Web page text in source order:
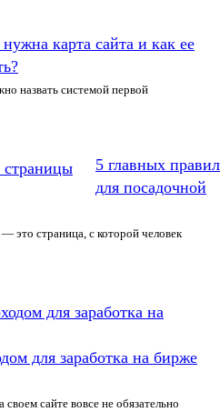
карта сайта и как ее
назвать системой первой
5 главных правил
для посадочной
это страница, с которой человек
для заработка на бирже
сайте вовсе не обязательно